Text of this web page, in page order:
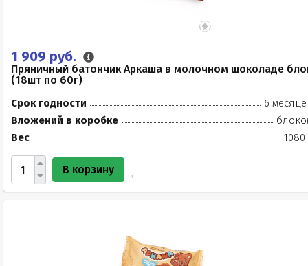
1 909 руб.
Пряничный батончик Аркаша в молочном шоколаде
(18шт по 60г)
Срок годности
6
Вложений в коробке
Вес
1080
В корзину